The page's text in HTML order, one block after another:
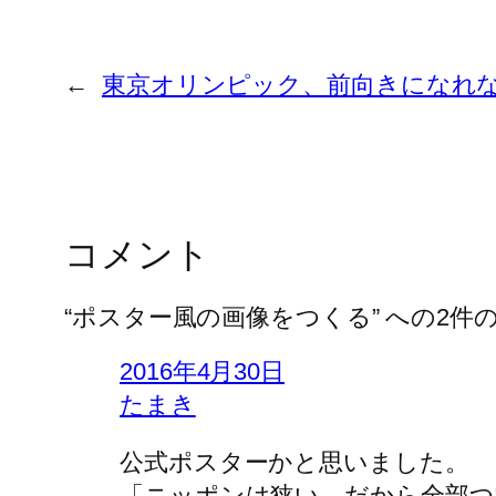
← 東京オリンピック、前向きになれ
コメント
“ポスター風の画像をつくる” への2件
2016年4月30日
たまき
公式ポスターかと思いました。